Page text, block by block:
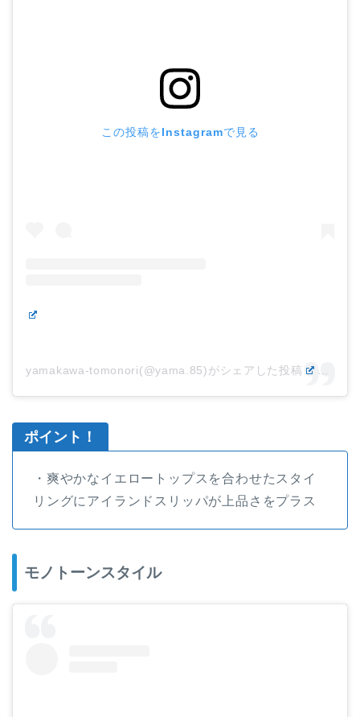
この投稿をInstagramで見る
yamakawa-tomonori(@yama.85)がシェアした投稿 –
ポイント！
・爽やかなイエロートップスを合わせたスタイ
リングにアイランドスリッパが上品さをプラス
モノトーンスタイル